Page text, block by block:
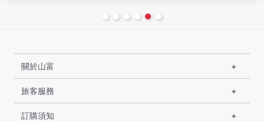
關於山富
旅客服務
訂購須知